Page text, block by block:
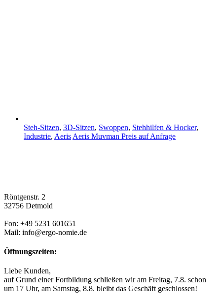
Steh-Sitzen, 3D-Sitzen, Swoppen, Stehhilfen & Hocker,
Industrie, Aeris Aeris Muvman Preis auf Anfrage
Röntgenstr. 2
32756 Detmold
Fon: +49 5231 601651
Mail: info@ergo-nomie.de
Öffnungszeiten:
Liebe Kunden,
auf Grund einer Fortbildung schließen wir am Freitag, 7.8. schon
um 17 Uhr, am Samstag, 8.8. bleibt das Geschäft geschlossen!